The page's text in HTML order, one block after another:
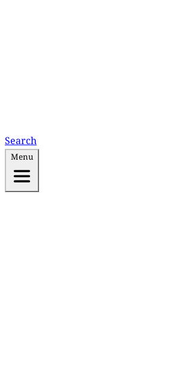
Search
Menu